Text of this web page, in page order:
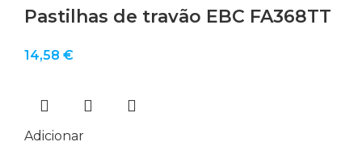
Pastilhas de travão EBC FA368TT
14,58 €
Adicionar